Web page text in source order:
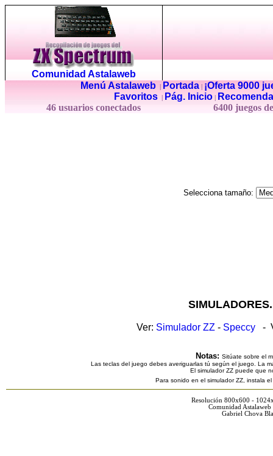
Comunidad Astalaweb
Menú Astalaweb| Portada|
¡Oferta 9000
Favoritos
Pág. Inicio
46 usuarios conectados
6400 juegos
Selecciona tamaño:
Ver: Simulador ZZ - Speccy -
Notas: Sitúate sobre el
Las teclas del juego debes averiguarlas tú según el juego. La
El simulador ZZ puede que
Para sonido en el simulador ZZ, instala
Resolución 800x600 -
Comunidad
Gabriel Chova